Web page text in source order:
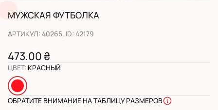
МУЖСКАЯ ФУТБОЛКА
АРТИКУЛ: 40265, ID: 42179
473.00 ₴
ЦВЕТ: КРАСНЫЙ
ОБРАТИТЕ ВНИМАНИЕ НА ТАБЛИЦУ РАЗМЕРОВ